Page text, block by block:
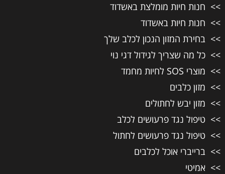
חנות חיות מומלצת באשדוד
חנות חיות באשדוד
בחירת המזון הנכון לכלב שלך
כל מה שצריך לגידול דגי נוי
מוצרי SOS לחיות מחמד
מזון כלבים
מזון יבש לחתולים
טיפול נגד פרעושים לכלב
טיפול נגד פרעושים לחתול
ברייברי אוכל לכלבים
אמיטי